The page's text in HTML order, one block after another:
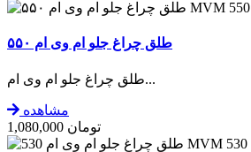
MVM 550
طلق چراغ جلو ام وی ام ۵۵۰
طلق چراغ جلو ام وی ام...
مشاهده
1,080,000 تومان
MVM 530